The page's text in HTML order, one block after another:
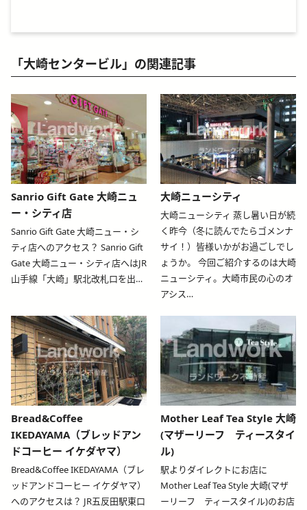
「大崎センタービル」の関連記事
blog-relative-card
Sanrio Gift Gate 大崎ニュ
ー・シティ店
Sanrio Gift Gate 大崎ニュー・シ
ティ店へのアクセス？ Sanrio Gift
Gate 大崎ニュー・シティ店へはJR
山手線「大崎」駅北改札口を出…
blog-relative-card
大崎ニューシティ
大崎ニューシティ 蒸し暑い日が続
く昨今（冬に読んでたらゴメンナ
サイ！）皆様いかがお過ごしでし
ょうか。 今回ご紹介するのは大崎
ニューシティ。大崎市民の心のオ
アシス…
blog-relative-card
Bread&Coffee
IKEDAYAMA（ブレッドアン
ドコーヒー イケダヤマ）
Bread&Coffee IKEDAYAMA（ブレ
ッドアンドコーヒー イケダヤマ）
へのアクセスは？ JR五反田駅東口
blog-relative-card
Mother Leaf Tea Style 大崎
(マザーリーフ ティースタイ
ル)
駅よりダイレクトにお店に
Mother Leaf Tea Style 大崎(マザ
ーリーフ ティースタイル)のお店